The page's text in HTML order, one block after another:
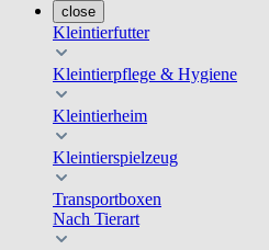
close
Kleintierfutter
Kleintierpflege & Hygiene
Kleintierheim
Kleintierspielzeug
Transportboxen
Nach Tierart